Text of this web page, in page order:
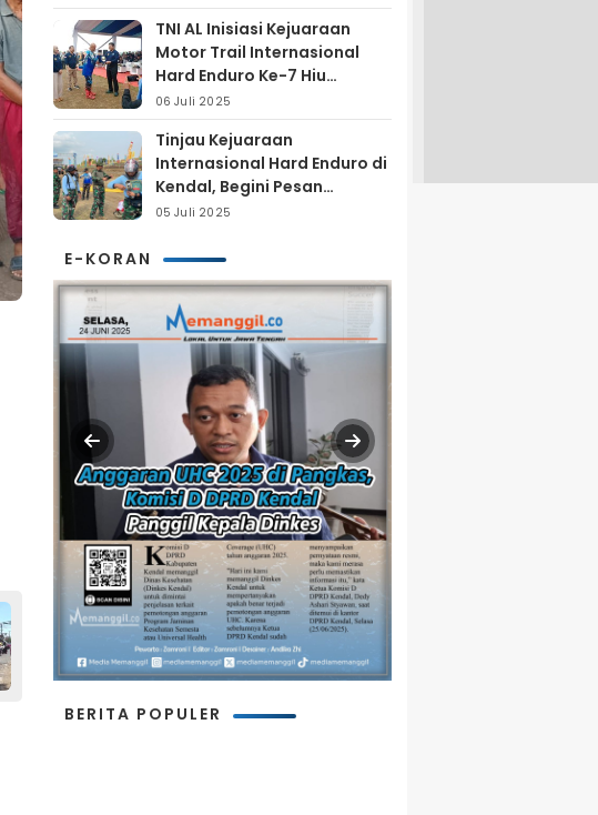
TNI AL Inisiasi Kejuaraan
Motor Trail Internasional
Hard Enduro Ke-7 Hiu
Selatan
06 Juli 2025
Tinjau Kejuaraan
Internasional Hard Enduro di
Kendal, Begini Pesan
Laksamana Pertama TNI AL
05 Juli 2025
E-KORAN
BERITA POPULER